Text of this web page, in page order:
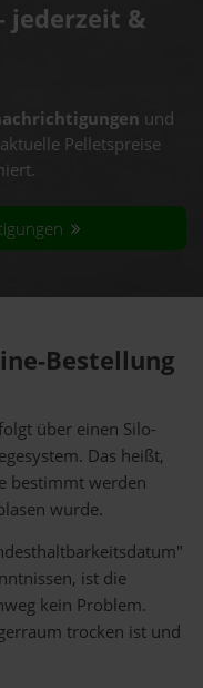
jederzeit &
und
Pelletspreise
Bestellung
über einen Silo-
Das heißt,
bestimmt werden
wurde.
ist die
kein Problem.
trocken ist und